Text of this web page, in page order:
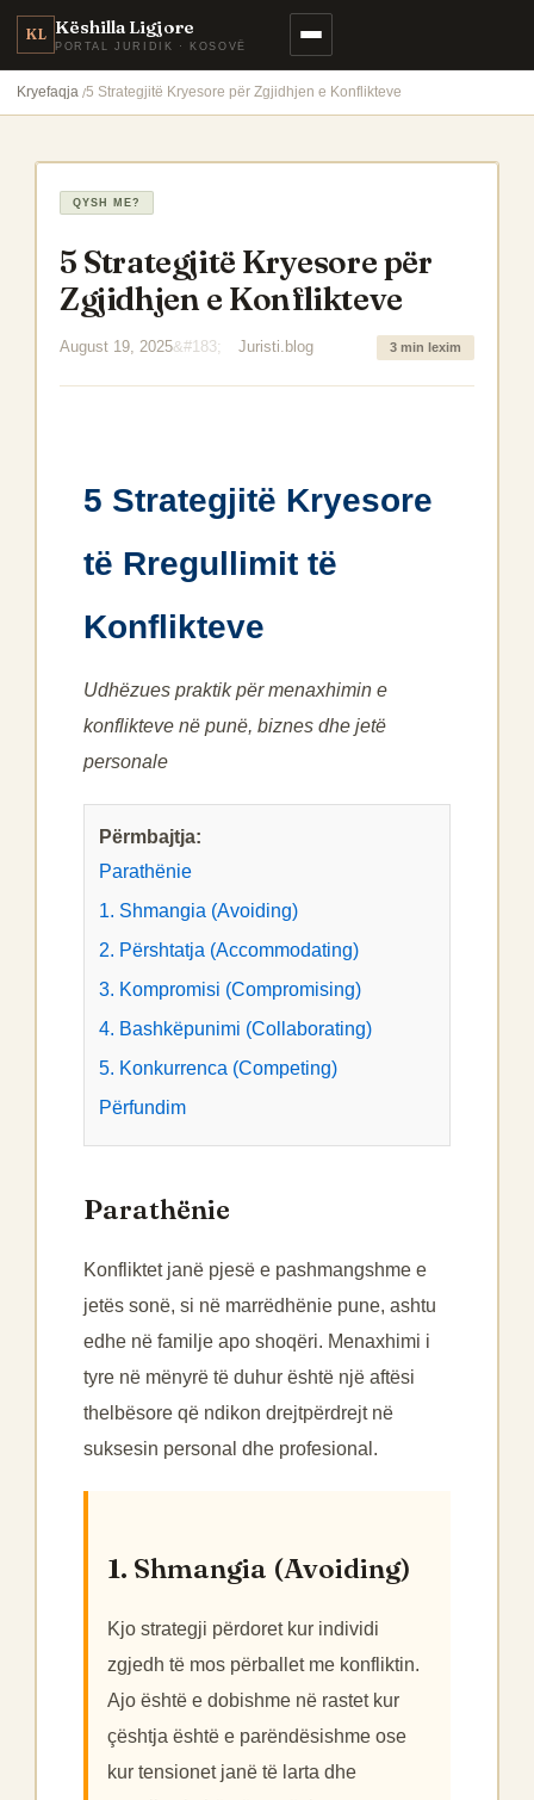
KL Këshilla Ligjore
PORTAL JURIDIK · KOSOVË
Kryefaqja 5 Strategjitë Kryesore për Zgjidhjen e Konflikteve
QYSH ME?
5 Strategjitë Kryesore për
Zgjidhjen e Konflikteve
August 19, 2025 Juristi.blog 3 min lexim
5 Strategjitë Kryesore
të Rregullimit të
Konflikteve
Udhëzues praktik për menaxhimin e
konflikteve në punë, biznes dhe jetë
personale
Përmbajtja:
Parathënie
1. Shmangia (Avoiding)
2. Përshtatja (Accommodating)
3. Kompromisi (Compromising)
4. Bashkëpunimi (Collaborating)
5. Konkurrenca (Competing)
Përfundim
Parathënie
Konfliktet janë pjesë e pashmangshme e
jetës sonë, si në marrëdhënie pune, ashtu
edhe në familje apo shoqëri. Menaxhimi i
tyre në mënyrë të duhur është një aftësi
thelbësore që ndikon drejtpërdrejt në
suksesin personal dhe profesional.
1. Shmangia (Avoiding)
Kjo strategji përdoret kur individi
zgjedh të mos përballet me konfliktin.
Ajo është e dobishme në rastet kur
çështja është e parëndësishme ose
kur tensionet janë të larta dhe